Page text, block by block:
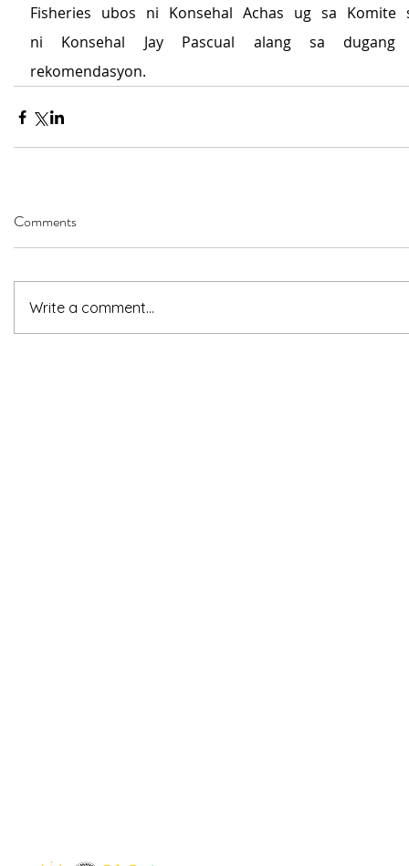
Fisheries ubos ni Konsehal Achas ug sa Komite
ni Konsehal Jay Pascual alang sa
rekomendasyon.
Comments
Write a comment...